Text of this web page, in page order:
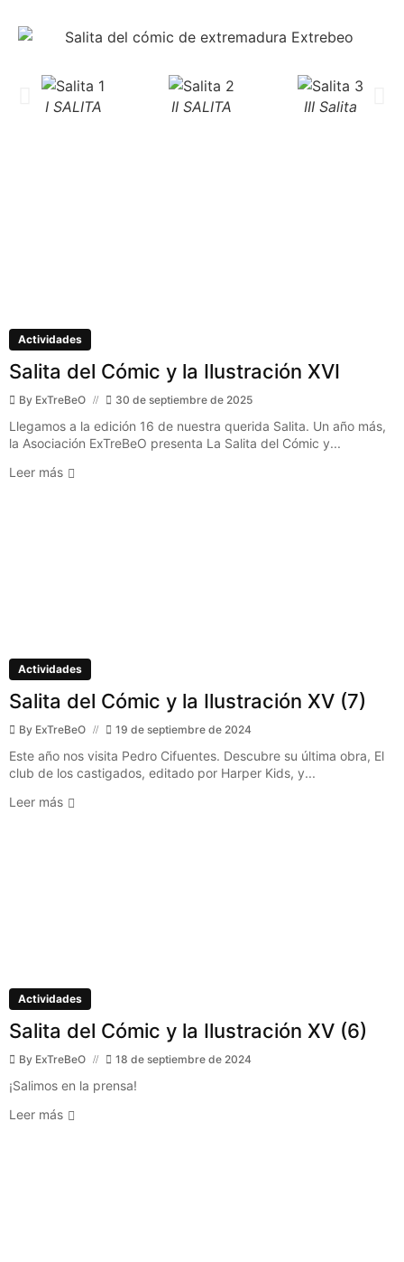
I SALITA II SALITA III Salita
Actividades
Salita del Cómic y la Ilustración XVI
By ExTreBeO 30 de septiembre de 2025
Llegamos a la edición 16 de nuestra querida Salita. Un año más,
la Asociación ExTreBeO presenta La Salita del Cómic y...
Leer más
Actividades
Salita del Cómic y la Ilustración XV (7)
By ExTreBeO 19 de septiembre de 2024
Este año nos visita Pedro Cifuentes. Descubre su última obra, El
club de los castigados, editado por Harper Kids, y...
Leer más
Actividades
Salita del Cómic y la Ilustración XV (6)
By ExTreBeO 18 de septiembre de 2024
¡Salimos en la prensa!
Leer más